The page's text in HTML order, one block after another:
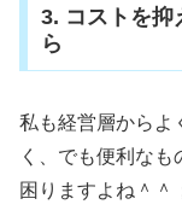
3. コストを抑
ら
私も経営層からよ
く、でも便利な
困りますよね＾＾